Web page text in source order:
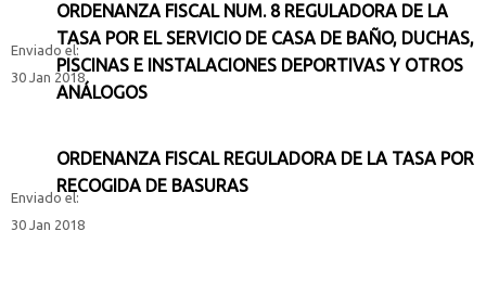
ORDENANZA FISCAL NUM. 8 REGULADORA DE LA
TASA POR EL SERVICIO DE CASA DE BAÑO, DUCHAS,
PISCINAS E INSTALACIONES DEPORTIVAS Y OTROS
ANÁLOGOS
Enviado el:
30 Jan 2018
ORDENANZA FISCAL REGULADORA DE LA TASA POR
RECOGIDA DE BASURAS
Enviado el:
30 Jan 2018